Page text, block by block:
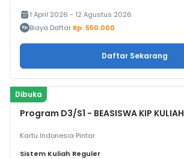
1 April 2026 - 12 Agustus 2026
Biaya Daftar Rp. 550.000
Daftar Sekarang
Dibuka
Program D3/S1 - BEASISWA KIP KULIAH
Kartu Indonesia Pintar
Sistem Kuliah Reguler